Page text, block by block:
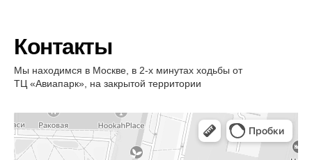
Контакты
Мы находимся в Москве, в 2-х минутах ходьбы от
ТЦ «Авиапарк», на закрытой территории